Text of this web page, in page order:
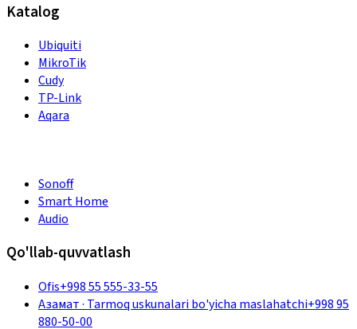
Katalog
Ubiquiti
MikroTik
Cudy
TP-Link
Aqara
Sonoff
Smart Home
Audio
Qo'llab-quvvatlash
Ofis+998 55 555-33-55
Азамат· Tarmoq uskunalari bo'yicha maslahatchi+998 95
880-50-00